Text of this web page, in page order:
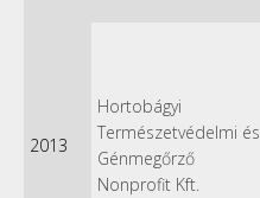
2013
Hortobágyi
Természetvédelmi és
Génmegőrző
Nonprofit Kft.